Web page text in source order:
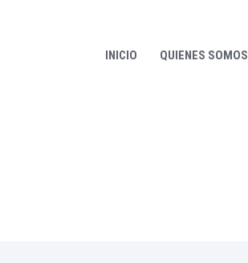
INICIO QUIENES SOMOS